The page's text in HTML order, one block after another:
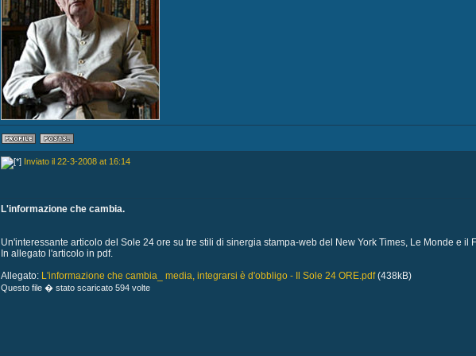
Inviato il 22-3-2008 at 16:14
L'informazione che cambia.
Un'interessante articolo del Sole 24 ore su tre stili di sinergia stampa-web del New York Times, Le Monde e il
In allegato l'articolo in pdf.
Allegato: L'informazione che cambia_ media, integrarsi è d'obbligo - Il Sole 24 ORE.pdf(438kB)
Questo file � stato scaricato 594 volte